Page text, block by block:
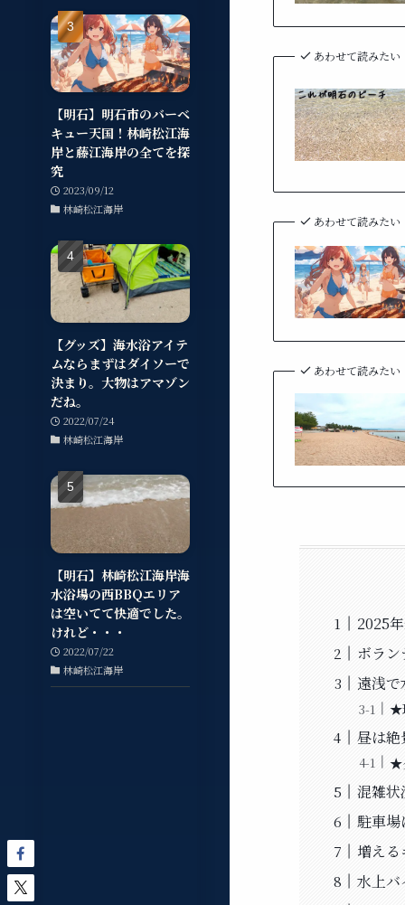
あわせて読みたい
あわせて読みたい
あわせて読みたい
2025
ボラ
遠浅
★
昼は絶
★
混雑状
駐車
増え
水上バ
【明石】明石市のバーベ
キュー天国！林崎松江海
岸と藤江海岸の全てを探
究
2023/09/12
林崎松江海岸
【グッズ】海水浴アイテ
ムならまずはダイソーで
決まり。大物はアマゾン
だね。
2022/07/24
林崎松江海岸
【明石】林崎松江海岸海
水浴場の西BBQエリア
は空いてて快適でした。
けれど・・・
2022/07/22
林崎松江海岸